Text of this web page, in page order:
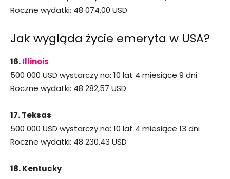
Roczne wydatki: 48 074,00 USD
Jak wygląda życie emeryta w USA?
16.Illinois
500 000 USD wystarczy na: 10 lat 4 miesiące 9 dni
Roczne wydatki: 48 282,57 USD
17. Teksas
500 000 USD wystarczy na: 10 lat 4 miesiące 13 dni
Roczne wydatki: 48 230,43 USD
18. Kentucky